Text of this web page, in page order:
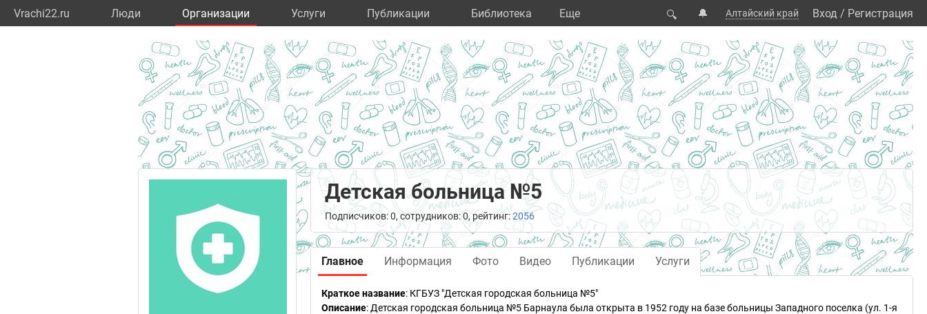
Vrachi22.ru Люди Организации Услуги Публикации Библиотека Eще 🔍 🔔 Алтайский край Вход / Регистрация
Детская больница №5
Подписчиков: 0, сотрудников: 0, рейтинг:2056
Главное Информация Фото Видео Публикации Услуги
Краткое название: КГБУЗ "Детская городская больница №5"
Описание: Детская городская больница №5 Барнаула была открыта в 1952 году на базе больницы Западного поселка (ул. 1-я